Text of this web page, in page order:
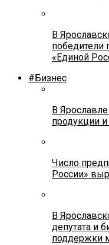
В
победители
«Единой
#Бизнес
В
продукции
Число
России»
В
депутата и
поддержки